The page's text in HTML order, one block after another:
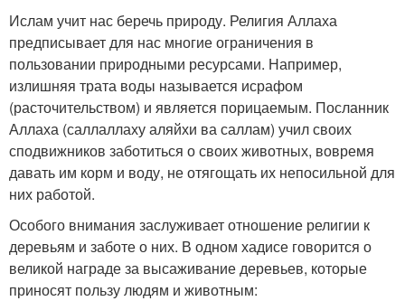
Ислам учит нас беречь природу. Религия Аллаха
предписывает для нас многие ограничения в
пользовании природными ресурсами. Например,
излишняя трата воды называется исрафом
(расточительством) и является порицаемым. Посланник
Аллаха (саллаллаху аляйхи ва саллам) учил своих
сподвижников заботиться о своих животных, вовремя
давать им корм и воду, не отягощать их непосильной для
них работой.
Особого внимания заслуживает отношение религии к
деревьям и заботе о них. В одном хадисе говорится о
великой награде за высаживание деревьев, которые
приносят пользу людям и животным: